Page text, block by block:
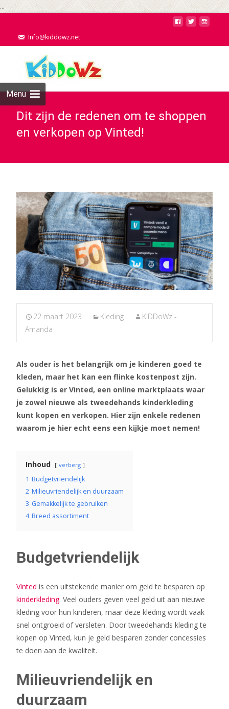
...
Info@kiddowz.net
Menu
Dit zijn de redenen om te shoppen
en verkopen op Vinted!
22 maart 2023 Kleding
KiDDoWz -
Amanda
Als ouder is het belangrijk om je kinderen goed te
kleden, maar het kan een flinke kostenpost zijn.
Gelukkig is er Vinted, een online marktplaats waar
je zowel nieuwe als tweedehands kinderkleding
kunt kopen en verkopen. Hier zijn enkele redenen
waarom je hier echt eens een kijkje moet nemen!
Inhoud verberg
1 Budgetvriendelijk
2 Milieuvriendelijk en duurzaam
3 Gemakkelijk te gebruiken
4 Breed assortiment
Budgetvriendelijk
Vinted is een uitstekende manier om geld te besparen op
kinderkleding. Veel ouders geven veel geld uit aan nieuwe
kleding voor hun kinderen, maar deze kleding wordt vaak
snel ontgroeid of versleten. Door tweedehands kleding te
kopen op Vinted, kun je geld besparen zonder concessies
te doen aan de kwaliteit.
Milieuvriendelijk en
duurzaam